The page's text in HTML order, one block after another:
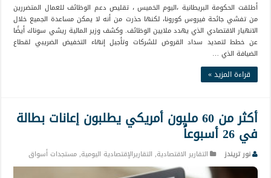
أطلقت الحكومة البريطانية ،اليوم الخميس ، تقليص دعم الوظائف للعمال المتضررين
من تفشي جائحة فيروس كورونا، لكنها حذرت من أنه لا يمكن مساعدة الجميع خلال
الانهيار الاقتصادي الذي يهدد ملايين الوظائف. وكشف وزير المالية ريشي سوناك أيضًا
عن خطط لتمديد سداد القروض للشركات وتأجيل إنهاء التخفيض الضريبي لقطاع
الضيافة الذي …
قراءة المزيد »
أكثر من 60 مليون أمريكي يطلبون إعانات بطالة
في 26 أسبوعاً
نور تريندز التقارير الاقتصادية, التقاريرالإقتصادية اليومية,مستجدات أسواق